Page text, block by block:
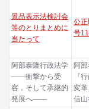
景品表示法検討会
等のとりまとめに
当たって
公
号
阿部泰隆行政法学
――衝撃から受
容，そして承継的
発展へ――
阿
『
変革
信山